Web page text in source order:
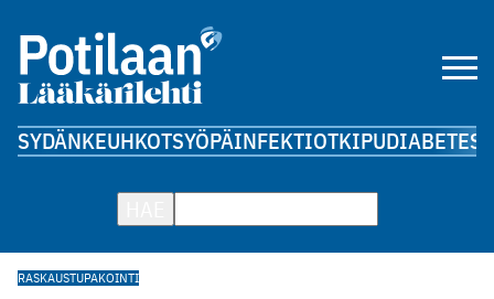
SYDÄNKEUHKOTSYÖPÄINFEKTIOTKIPUDIABETES
RASKAUSTUPAKOINTI